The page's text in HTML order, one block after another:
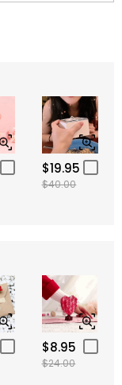
$19.95
$40.00
$8.95
$24.00